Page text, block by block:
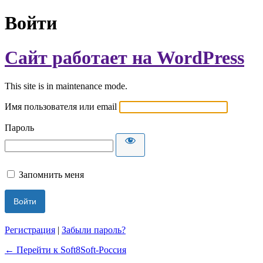
Войти
Сайт работает на WordPress
This site is in maintenance mode.
Имя пользователя или email
Пароль
Запомнить меня
Регистрация | Забыли пароль?
← Перейти к Soft8Soft-Россия